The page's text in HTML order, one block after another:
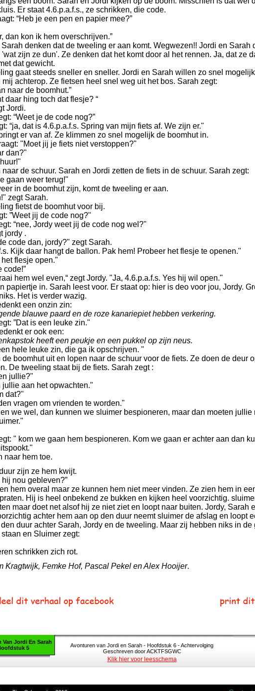
Er staat 4.6.p.a.f.s., ze schrikken, die code.
“Heb je een pen en papier mee?”
dan kon ik hem overschrijven.”
denken dat de tweeling er aan komt. Wegwezen!! Jordi en Sarah
zijn ze dun'. Ze denken dat het komt door al het rennen. Ja, dat ze
dat gewicht.
gaat steeds sneller en sneller. Jordi en Sarah willen zo snel
mij achterop. Ze fietsen heel snel weg uit het bos. Sarah zegt:
naar de boomhut.”
daar hing toch dat flesje? “
Jordi.
“Weet je de code nog?”
“ja, dat is 4.6.p.a.f.s. Spring van mijn fiets af. We zijn er."
er van af. Ze klimmen zo snel mogelijk de boomhut in.
"Moet jij je fiets niet verstoppen?"
dan?"
naar de schuur. Sarah en Jordi zetten de fiets in de schuur. Sarah zegt:
gaan weer terug!"
in de boomhut zijn, komt de tweeling er aan.
zegt Sarah.
fietst de boomhut voor bij.
”Weet jij de code nog?"
“nee, Jordy weet jij de code nog wel?"
jordy .
code dan, jordy?" zegt Sarah.
Kijk daar hangt de ballon. Pak hem! Probeer het flesje te openen."
flesje open."
code!”
hem wel even,“ zegt Jordy. "Ja, 4.6.p.a.f.s. Yes hij wil open."
papiertje in. Sarah leest voor. Er staat op: hier is deo voor jou, Jordy.
Het is verder wazig.
een onzin zin:
blauwe paard en de roze kanariepiet hebben verkering.
”Dat is een leuke zin."
er ook een:
heeft een peukje en een pukkel op zijn neus.
hele leuke zin, die ga ik opschrijven. "
de boomhut uit en lopen naar de schuur voor de fiets. Ze doen de deur
De tweeling staat bij de fiets. Sarah zegt :
jullie?"
jullie aan het opwachten."
dat?"
vragen om vrienden te worden."
we wel, dan kunnen we sluimer bespioneren, maar dan moeten jullie
" kom we gaan hem bespioneren. Kom we gaan er achter aan dan
naar hem toe.
zijn ze hem kwijt.
hij nou gebleven?”
hem overal maar ze kunnen hem niet meer vinden. Ze zien hem in
Hij is heel onbekend ze bukken en kijken heel voorzichtig.
maar doet net alsof hij ze niet ziet en loopt naar buiten. Jordy, Sarah
achter hem aan op den duur neemt sluimer de afslag en loopt
duur achter Sarah, Jordy en de tweeling. Maar zij hebben niks in de
en Sluimer zegt:
schrikken zich rot.
Kragtwijk, Femke Hof, Pascal Pekel en Alex Hooijer.
Van Jordi En Sarah
5
Avonturen van Jordi en Sarah - Hoofdstuk 6 - Achtervolging
Geschreven door ACKTFSGWC
Klik hier voor leesschema